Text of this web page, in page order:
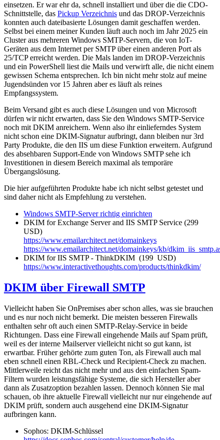
einsetzen. Er war ehr da, schnell installiert und über die die CDO-
Schnittstelle, das Pickup Verzeichnis und das DROP-Verzeichnis
konnten auch dateibasierte Lösungen damit geschaffen werden.
Selbst bei einem meiner Kunden läuft auch noch im Jahr 2025 ein
Cluster aus mehreren Windows SMTP-Servern, die von IoT-
Geräten aus dem Internet per SMTP über einen anderen Port als
25/TCP erreicht werden. Die Mals landen im DROP-Verzeichnis
und ein PowerShell liest die Mails und verwirft alle, die nicht einem
gewissen Schema entsprechen. Ich bin nicht mehr stolz auf meine
Jugendsünden vor 15 Jahren aber es läuft als reines
Empfangssystem.
Beim Versand gibt es auch diese Lösungen und von Microsoft
dürfen wir nicht erwarten, dass Sie den Windows SMTP-Service
noch mit DKIM anreichern. Wenn also ihr einlieferndes System
nicht schon eine DKIM-Signatur aufbringt, dann bleiben nur 3rd
Party Produkte, die den IIS um diese Funktion erweitern. Aufgrund
des absehbaren Support-Ende von Windows SMTP sehe ich
Investitionen in diesem Bereich maximal als temporäre
Übergangslösung.
Die hier aufgeführten Produkte habe ich nicht selbst getestet und
sind daher nicht als Empfehlung zu verstehen.
Windows SMTP-Server richtig einrichten
DKIM for Exchange Server and IIS SMTP Service (299
USD)
https://www.emailarchitect.net/domainkeys
https://www.emailarchitect.net/domainkeys/kb/
DKIM for IIS SMTP - ThinkDKIM (199 USD)
https://www.interactivethoughts.com/products/thinkdkim/
DKIM über Firewall SMTP
Vielleicht haben Sie OnPremises aber schon alles, was sie brauchen
und es nur noch nicht bemerkt. Die meisten besseren Firewalls
enthalten sehr oft auch einen SMTP-Relay-Service in beide
Richtungen. Dass eine Firewall eingehende Mails auf Spam prüft,
weil es der interne Mailserver vielleicht nicht so gut kann, ist
erwartbar. Früher gehörte zum guten Ton, als Firewall auch mal
eben schnell einen RBL-Check und Recipient-Check zu machen.
Mittlerweile reicht das nicht mehr und aus den einfachen Spam-
Filtern wurden leistungsfähige Systeme, die sich Hersteller aber
dann als Zusatzoption bezahlen lassen. Dennoch können Sie mal
schauen, ob ihre aktuelle Firewall vielleicht nur nur eingehende auf
DKIM prüft, sondern auch ausgehend eine DKIM-Signatur
aufbringen kann.
Sophos: DKIM-Schlüssel